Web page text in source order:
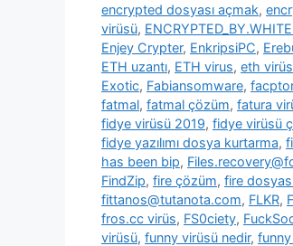
encrypted dosyası açmak,
virüsü,
Enjey Crypter, EnkripsiPC,
ETH uzantı, ETH virus, eth
Exotic, Fabiansomware,
fatmal, fatmal çözüm, fatura
fidye virüsü 2019, fidye virüsü
fidye yazılımı dosya kurtarma,
has been bip,
FindZip, fire çözüm, fire
fittanos@tutanota.com, FLKR,
fros.cc virüs, FS0ciety,
virüsü, funny virüsü nedir,